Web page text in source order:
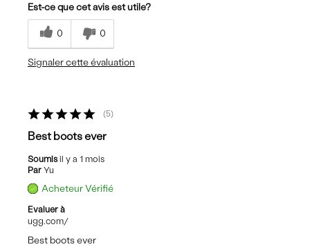
Est-ce que cet avis est utile?
0 0
Signaler cette évaluation
5
Best boots ever
Soumisil y a 1 mois
Par Yu
Acheteur Vérifié
Evaluer à
ugg.com/
Best boots ever